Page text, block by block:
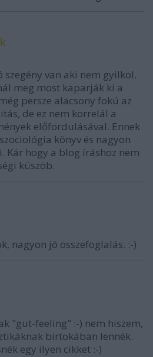
van aki nem gyilkol.
meg most kaparják ki a
persze alacsony fokú az
de ez nem korrelál a
előfordulásával. Ennek
könyv és nagyon
Kár hogy a blog íráshoz nem
küszöb.
nagyon jó összefoglalás. :-)
"gut-feeling" :-) nem hiszem,
birtokában lennék.
egy ilyen cikket :-)